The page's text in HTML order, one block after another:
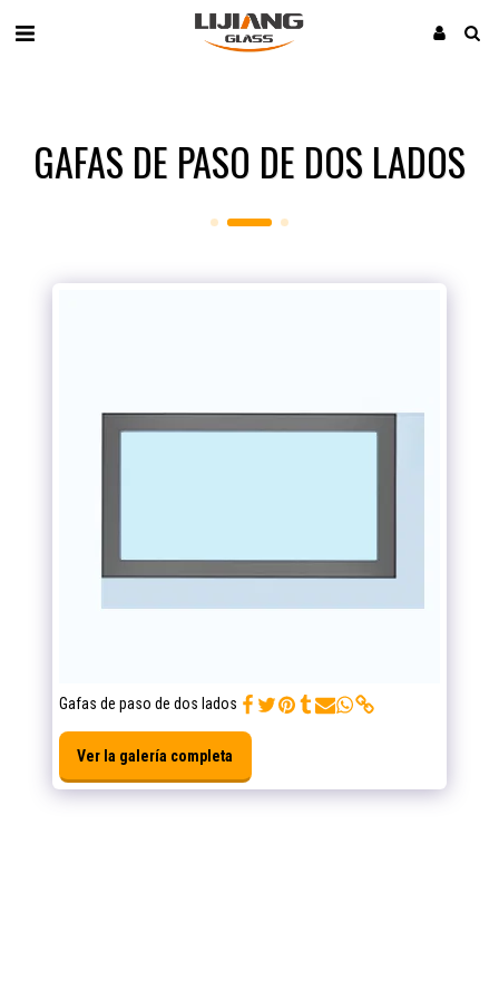
GAFAS DE PASO DE DOS LADOS
Gafas de paso de dos lados
Ver la galería completa